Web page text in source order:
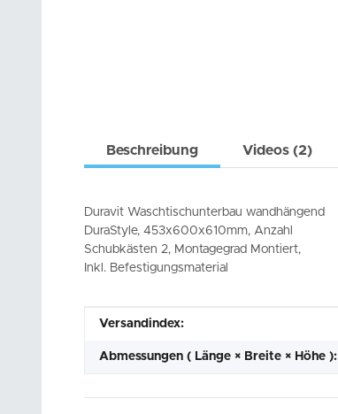
Beschreibung Videos (2)
Duravit Waschtischunterbau wandhängend
DuraStyle, 453x600x610mm, Anzahl
Schubkästen 2, Montagegrad Montiert,
Inkl. Befestigungsmaterial
Produkteigenschaft
Wert
Versandindex:
Abmessungen ( Länge × Breite × Höhe ):